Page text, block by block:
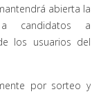
abierta la
candidatos a
los usuarios del
por sorteo y